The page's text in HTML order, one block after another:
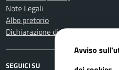
Note Legali
Albo pretorio
Dichiarazione di accessibilità
SEGUICI SU
Avviso